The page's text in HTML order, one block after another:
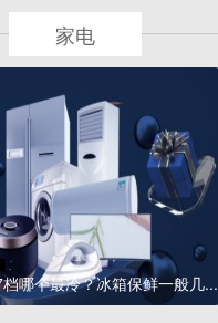
家电
哪个最冷？冰箱保鲜一般几...